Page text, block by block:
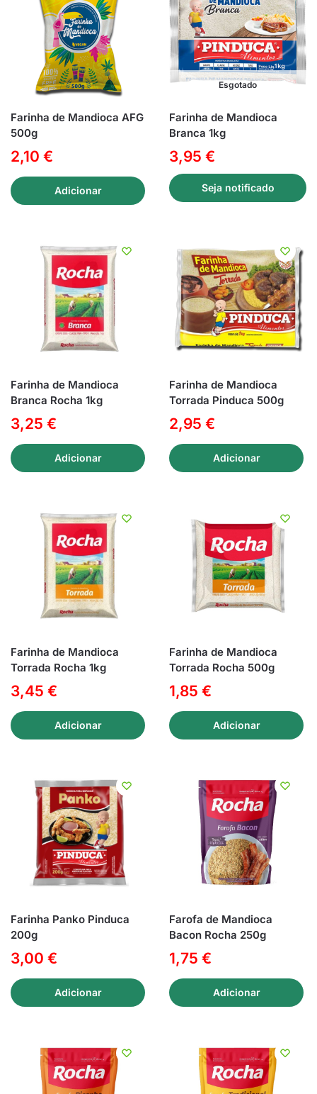
Farinha de Mandioca AFG
500g
2,10 €
Adicionar
Esgotado
Farinha de Mandioca
Branca 1kg
3,95 €
Seja notificado
Farinha de Mandioca
Branca Rocha 1kg
3,25 €
Adicionar
Farinha de Mandioca
Torrada Pinduca 500g
2,95 €
Adicionar
Farinha de Mandioca
Torrada Rocha 1kg
3,45 €
Adicionar
Farinha de Mandioca
Torrada Rocha 500g
1,85 €
Adicionar
Farinha Panko Pinduca
200g
3,00 €
Adicionar
Farofa de Mandioca
Bacon Rocha 250g
1,75 €
Adicionar